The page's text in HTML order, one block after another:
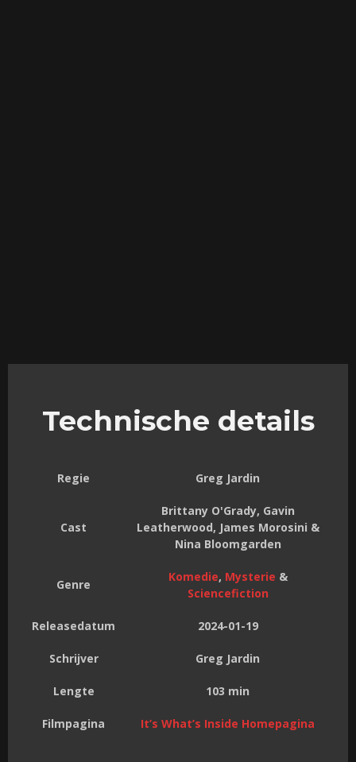
Technische details
Regie Greg Jardin
Cast
Brittany O'Grady, Gavin
Leatherwood, James Morosini &
Nina Bloomgarden
Genre
Komedie, Mysterie &
Sciencefiction
Releasedatum 2024-01-19
Schrijver Greg Jardin
Lengte 103 min
Filmpagina It’s What’s Inside Homepagina